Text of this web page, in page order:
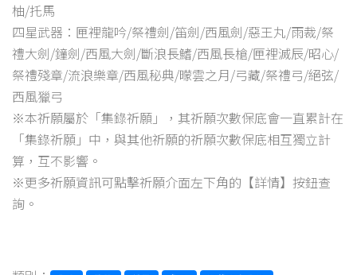
柚/托馬
四星武器：匣裡龍吟/祭禮劍/笛劍/西風劍/惡王丸/雨裁/祭
禮大劍/鐘劍/西風大劍/斷浪長鰭/西風長槍/匣裡滅辰/昭心/
祭禮殘章/流浪樂章/西風秘典/曚雲之月/弓藏/祭禮弓/絕弦/
西風獵弓
※本祈願屬於「集錄祈願」，其祈願次數保底會一直累計在
「集錄祈願」中，與其他祈願的祈願次數保底相互獨立計
算，互不影響。
※更多祈願資訊可點擊祈願介面左下角的【詳情】按鈕查
詢。